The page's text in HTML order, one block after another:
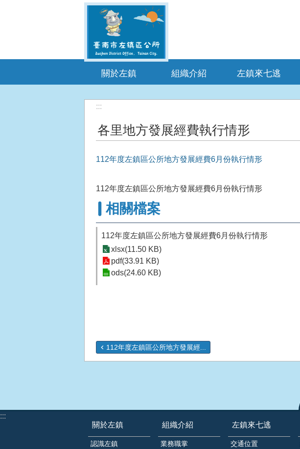
關於左鎮 組織介紹 左鎮來七逃
:::
各里地方發展經費執行情形
112年度左鎮區公所地方發展經費6月份執行情形
112年度左鎮區公所地方發展經費6月份執行情形
相關檔案
112年度左鎮區公所地方發展經費6月份執行情形
xlsx(11.50 KB)
pdf(33.91 KB)
ods(24.60 KB)
112年度左鎮區公所地方發展經...
:::
關於左鎮
認識左鎮
組織介紹
業務職掌
左鎮來七逃
交通位置